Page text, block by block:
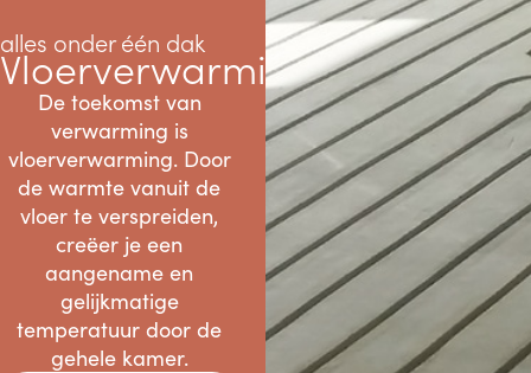
alles onder één dak
Vloerverwarming
De toekomst van
verwarming is
vloerverwarming. Door
de warmte vanuit de
vloer te verspreiden,
creëer je een
aangename en
gelijkmatige
temperatuur door de
gehele kamer.